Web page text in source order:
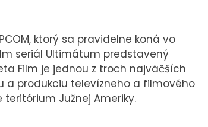
ktorý sa pravidelne koná vo
seriál Ultimátum predstavený
Film je jednou z troch najväčších
a produkciu televízneho a filmového
Južnej Ameriky.